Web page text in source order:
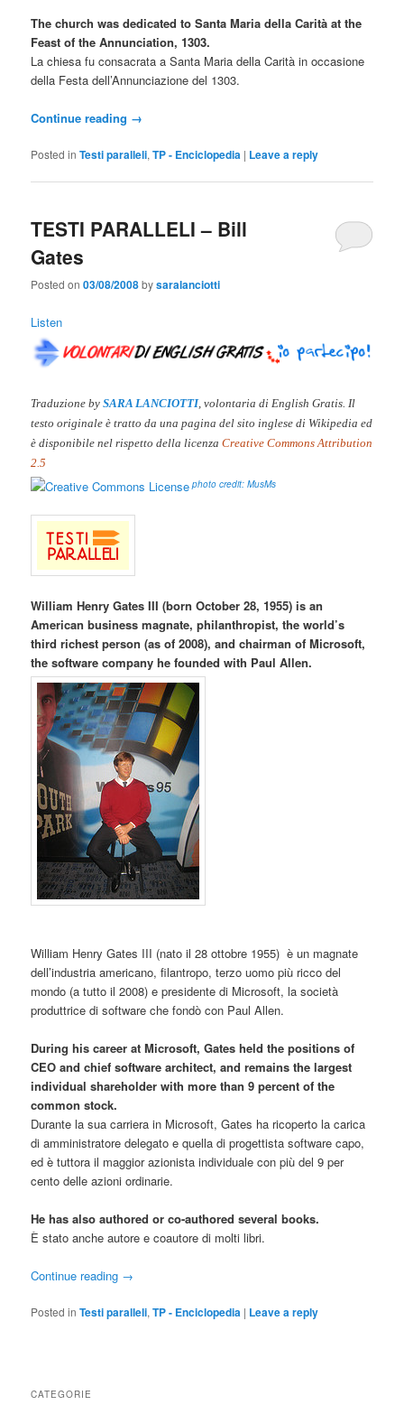
The church was dedicated to Santa Maria della Carità at the
Feast of the Annunciation, 1303.
La chiesa fu consacrata a Santa Maria della Carità in occasione
della Festa dell’Annunciazione del 1303.
Continue reading →
Posted in Testi paralleli,TP - Enciclopedia | Leave a reply
TESTI PARALLELI – Bill
Gates
Posted on03/08/2008bysaralanciotti
Listen
Traduzione bySARA LANCIOTTI, volontaria di English Gratis. Il
testo originale è tratto da una pagina del sito inglese di Wikipedia ed
è disponibile nel rispetto della licenzaCreative Commons Attribution
2.5
photo credit:MusMs
William Henry Gates III (born October 28, 1955) is an
American business magnate, philanthropist, the world’s
third richest person (as of 2008), and chairman of Microsoft,
the software company he founded with Paul Allen.
William Henry Gates III (nato il 28 ottobre 1955) è un magnate
dell’industria americano, filantropo, terzo uomo più ricco del
mondo (a tutto il 2008) e presidente di Microsoft, la società
produttrice di software che fondò con Paul Allen.
During his career at Microsoft, Gates held the positions of
CEO and chief software architect, and remains the largest
individual shareholder with more than 9 percent of the
common stock.
Durante la sua carriera in Microsoft, Gates ha ricoperto la carica
di amministratore delegato e quella di progettista software capo,
ed è tuttora il maggior azionista individuale con più del 9 per
cento delle azioni ordinarie.
He has also authored or co-authored several books.
È stato anche autore e coautore di molti libri.
Continue reading →
Posted in Testi paralleli,TP - Enciclopedia | Leave a reply
CATEGORIE